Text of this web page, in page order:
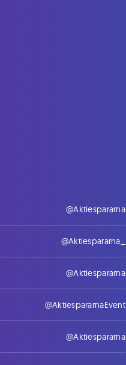
@Aktiespararna
@Aktiespararna_
@Aktiespararna
@AktiespararnaEvent
@Aktiespararna